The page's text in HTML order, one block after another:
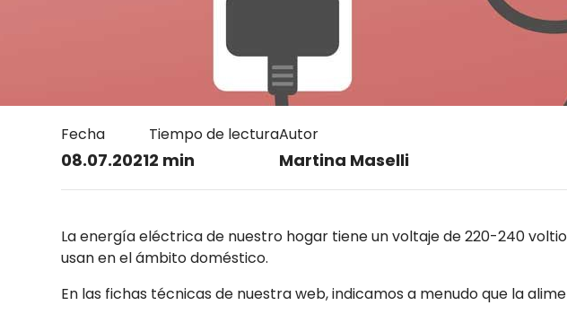
Fecha
08.07.2021
Tiempo de lectura
2 min
Autor
Martina Maselli
La energía eléctrica de nuestro hogar tiene un voltaje de 220-240
usan en el ámbito doméstico.
En las fichas técnicas de nuestra web, indicamos a menudo que la